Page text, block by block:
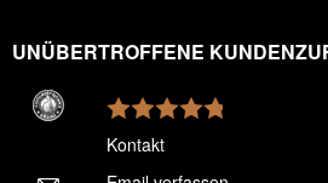
UNÜBERTROFFENE
Kontakt